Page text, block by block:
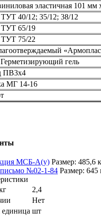
эластичная 101 мм
40/12; 35/12; 38/12
ТУТ 65/19
ТУТ 75/22
гель
ПВ3х4
МГ 14-16
МСБ-А(у) Размер: 485,6
№02-1-84 Размер: 645
2,4
Нет
единица шт